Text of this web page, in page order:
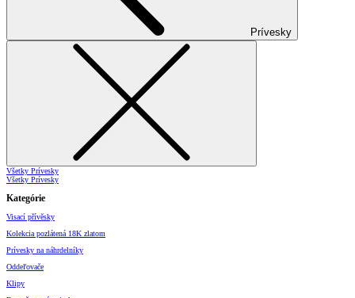
Prívesky
Všetky Prívesky
Všetky Prívesky
Kategórie
Visací přívěsky
Kolekcia pozlátená 18K zlatom
Prívesky na náhrdelníky
Oddeľovače
Klipy